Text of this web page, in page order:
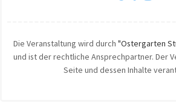
Die Veranstaltung wird durch "Ostergarten
und ist der rechtliche Ansprechpartner. Der
Seite und dessen Inhalte